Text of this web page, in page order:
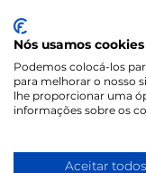
Contactos Quem
Nós usamos cookies
Podemos colocá-los
para melhorar o nosso
lhe proporcionar uma
informações sobre os
Aceitar todos